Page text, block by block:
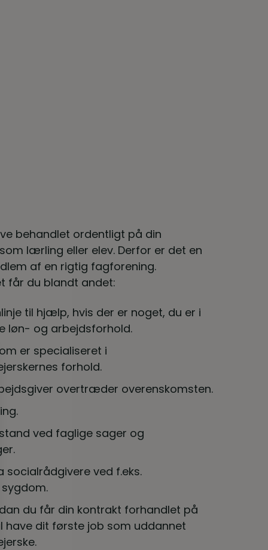
behandlet ordentligt på din
lærling eller elev. Derfor er det en
af en rigtig fagforening.
får du blandt andet:
til hjælp, hvis der er noget, du er i
løn- og arbejdsforhold.
er specialiseret i
forhold.
overtræder overenskomsten.
ved faglige sager og
socialrådgivere ved f.eks.
du får din kontrakt forhandlet på
have dit første job som uddannet